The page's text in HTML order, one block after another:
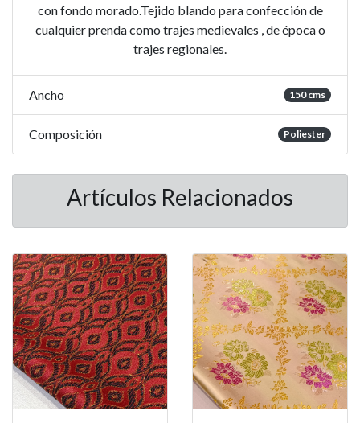
con fondo morado.Tejido blando para confección de
cualquier prenda como trajes medievales , de época o
trajes regionales.
Ancho 150 cms
Composición Poliester
Artículos Relacionados